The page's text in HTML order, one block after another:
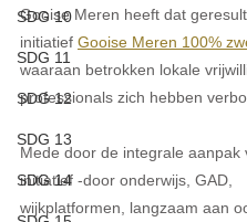
SDG 10
SDG 11
SDG 12
SDG 13
SDG 14
Gooise Meren heeft dat
initiatief Gooise Meren 100%
waaraan betrokken lokale
professionals zich hebben
Mede door de integrale aanpak
initiatief -door onderwijs, GAD,
wijkplatformen, langzaam aan